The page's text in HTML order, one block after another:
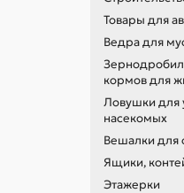
Товары для
Ведра для
кормов для
Ловушки для
насекомых
Вешалки
Ящики,
Этажерки